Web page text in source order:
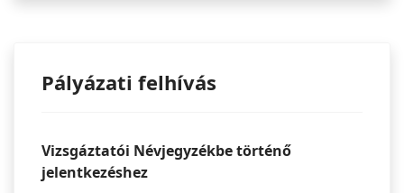
Pályázati felhívás
Vizsgáztatói Névjegyzékbe történő
jelentkezéshez